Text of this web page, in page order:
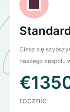
5 dni czasu
E-mail
Wdrożenia
Ciesz się
naszego zespołu
rocznie